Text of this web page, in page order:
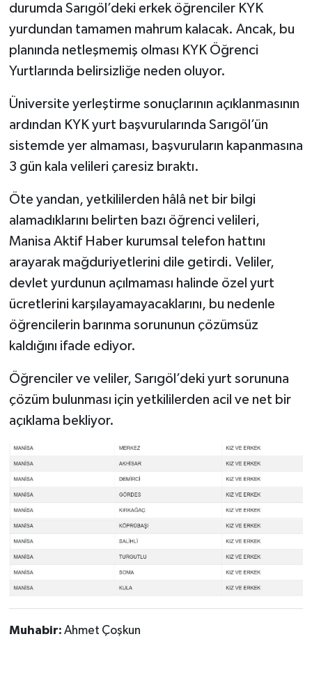
durumda Sarıgöl’deki erkek öğrenciler KYK
yurdundan tamamen mahrum kalacak. Ancak, bu
planında netleşmemiş olması KYK Öğrenci
Yurtlarında belirsizliğe neden oluyor.
Üniversite yerleştirme sonuçlarının açıklanmasının
ardından KYK yurt başvurularında Sarıgöl’ün
sistemde yer almaması, başvuruların kapanmasına
3 gün kala velileri çaresiz bıraktı.
Öte yandan, yetkililerden hâlâ net bir bilgi
alamadıklarını belirten bazı öğrenci velileri,
Manisa Aktif Haber kurumsal telefon hattını
arayarak mağduriyetlerini dile getirdi. Veliler,
devlet yurdunun açılmaması halinde özel yurt
ücretlerini karşılayamayacaklarını, bu nedenle
öğrencilerin barınma sorununun çözümsüz
kaldığını ifade ediyor.
Öğrenciler ve veliler, Sarıgöl’deki yurt sorununa
çözüm bulunması için yetkililerden acil ve net bir
açıklama bekliyor.
Muhabir: Ahmet Çoşkun